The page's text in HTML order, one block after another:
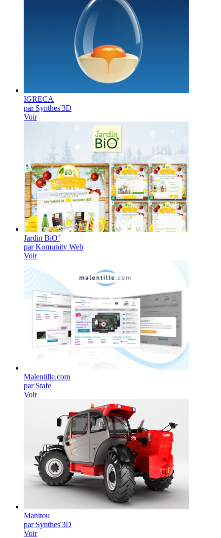
IGRECA
par Synthes'3D
Voir
Jardin BiO’
par Komunity Web
Voir
Malentille.com
par Stafe
Voir
Manitou
par Synthes'3D
Voir